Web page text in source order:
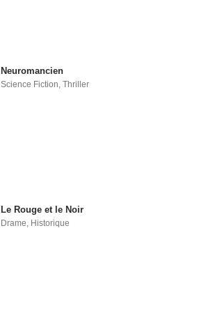
Neuromancien
Science Fiction,Thriller
Le Rouge et le Noir
Drame Historique